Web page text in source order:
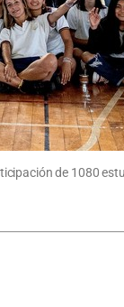
de 1080